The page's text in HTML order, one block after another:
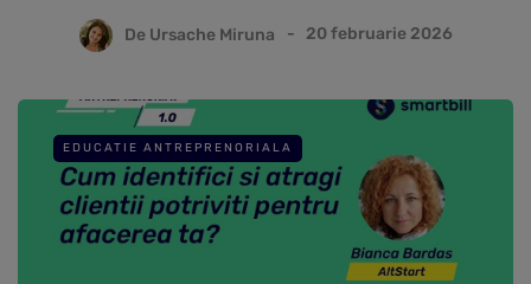
De Ursache Miruna 20 februarie 2026
EDUCATIE ANTREPRENORIALA